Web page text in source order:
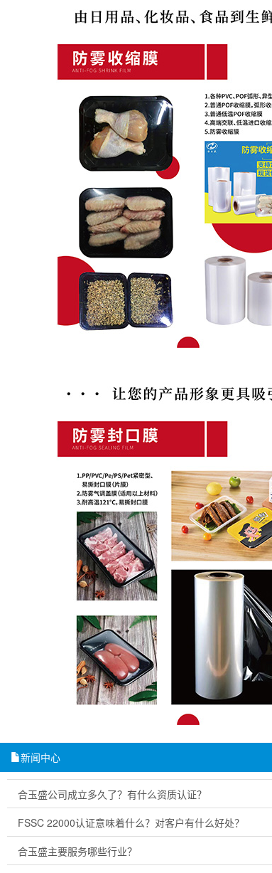
新闻中心
合玉盛公司成立多久了？有什么资质认证？
FSSC 22000认证意味着什么？对客户有什么好处？
合玉盛主要服务哪些行业？